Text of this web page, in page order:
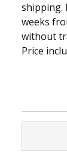
shipping.
weeks
without
Price